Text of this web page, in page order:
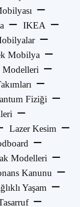
IKEA
Mobilya
Modelleri
Fiziği
Lazer Kesim
Modelleri
Kanunu
Yaşam